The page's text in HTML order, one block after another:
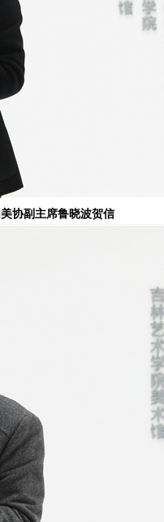
协副主席鲁晓波贺信